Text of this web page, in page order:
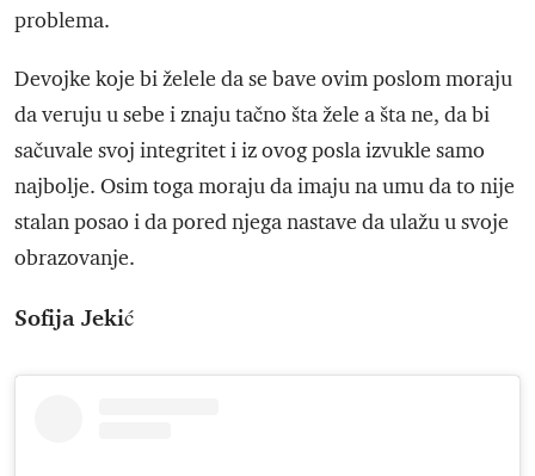
problema.
Devojke koje bi želele da se bave ovim poslom moraju
da veruju u sebe i znaju tačno šta žele a šta ne, da bi
sačuvale svoj integritet i iz ovog posla izvukle samo
najbolje. Osim toga moraju da imaju na umu da to nije
stalan posao i da pored njega nastave da ulažu u svoje
obrazovanje.
Sofija Jekić